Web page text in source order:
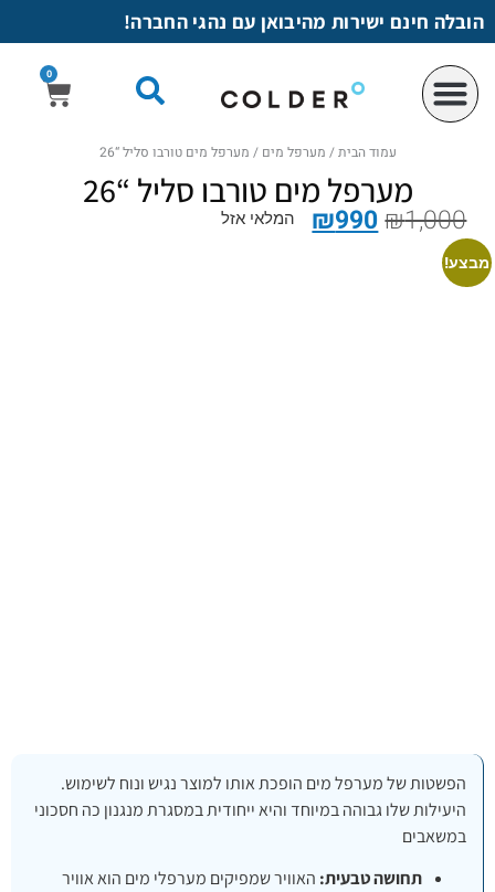
לתוכן
הובלה חינם ישירות מהיבואן עם נהגי החברה!
0
עמוד הבית/ מערפל מים / מערפל מים טורבו סליל “26
מערפל מים טורבו סליל “26
₪1,000
₪990 המלאי אזל
מבצע!
הפשטות של מערפל מים הופכת אותו למוצר נגיש ונוח לשימוש.
היעילות שלו גבוהה במיוחד והיא ייחודית במסגרת מנגנון כה חסכוני
במשאבים
תחושה טבעית: האוויר שמפיקים מערפלי מים הוא אוויר